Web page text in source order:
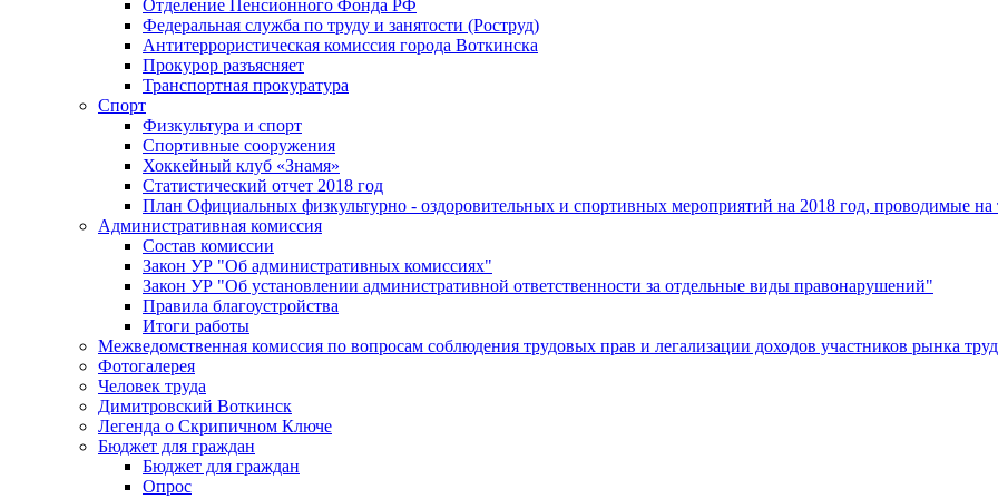
Отделение Пенсионного Фонда РФ
Федеральная служба по труду и занятости (Роструд)
Антитеррористическая комиссия города Воткинска
Прокурор разъясняет
Транспортная прокуратура
Спорт
Физкультура и спорт
Спортивные сооружения
Хоккейный клуб «Знамя»
Статистический отчет 2018 год
План Официальных физкультурно - оздоровительных и спортивных мероприятий на 2018 год, проводимые
Административная комиссия
Состав комиссии
Закон УР "Об административных комиссиях"
Закон УР "Об установлении административной ответственности за отдельные виды правонарушений"
Правила благоустройства
Итоги работы
Межведомственная комиссия по вопросам соблюдения трудовых прав и легализации доходов участников рынка
Фотогалерея
Человек труда
Димитровский Воткинск
Легенда о Скрипичном Ключе
Бюджет для граждан
Бюджет для граждан
Опрос